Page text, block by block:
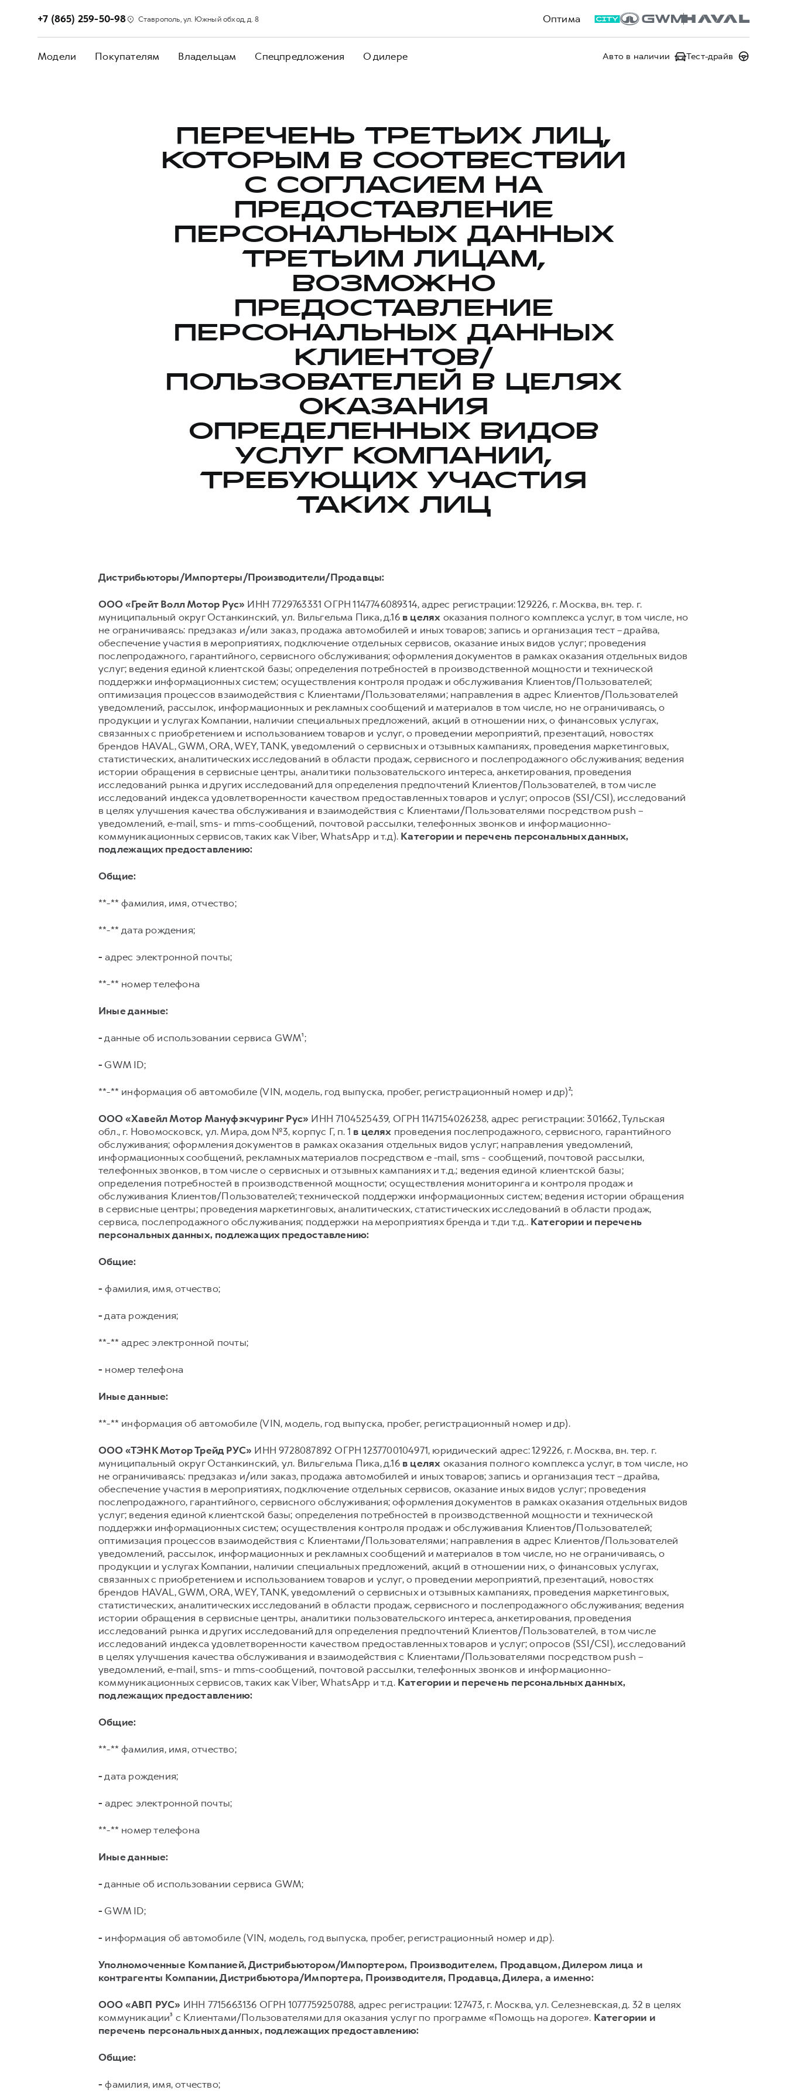
Оптима
+7 (865) 259-50-98 Ставрополь, ул. Южный обход, д. 8
Модели Покупателям Владельцам Спецпредложения О дилере Авто в наличии Тест-драйв
ПЕРЕЧЕНЬ ТРЕТЬИХ ЛИЦ,
КОТОРЫМ В СООТВЕСТВИИ
С СОГЛАСИЕМ НА
ПРЕДОСТАВЛЕНИЕ
ПЕРСОНАЛЬНЫХ ДАННЫХ
ТРЕТЬИМ ЛИЦАМ,
ВОЗМОЖНО
ПРЕДОСТАВЛЕНИЕ
ПЕРСОНАЛЬНЫХ ДАННЫХ
КЛИЕНТОВ/
ПОЛЬЗОВАТЕЛЕЙ В ЦЕЛЯХ
ОКАЗАНИЯ
ОПРЕДЕЛЕННЫХ ВИДОВ
УСЛУГ КОМПАНИИ,
ТРЕБУЮЩИХ УЧАСТИЯ
ТАКИХ ЛИЦ
Дистрибьюторы/Импортеры/Производители/Продавцы:
ООО «Грейт Волл Мотор Рус» ИНН 7729763331 ОГРН 1147746089314, адрес регистрации: 129226, г. Москва, вн. тер. г.
муниципальный округ Останкинский, ул. Вильгельма Пика, д.16 в целях оказания полного комплекса услуг, в том числе, но
не ограничиваясь: предзаказ и/или заказ, продажа автомобилей и иных товаров; запись и организация тест – драйва,
обеспечение участия в мероприятиях, подключение отдельных сервисов, оказание иных видов услуг; проведения
послепродажного, гарантийного, сервисного обслуживания; оформления документов в рамках оказания отдельных видов
услуг; ведения единой клиентской базы; определения потребностей в производственной мощности и технической
поддержки информационных систем; осуществления контроля продаж и обслуживания Клиентов/Пользователей;
оптимизация процессов взаимодействия с Клиентами/Пользователями; направления в адрес Клиентов/Пользователей
уведомлений, рассылок, информационных и рекламных сообщений и материалов в том числе, но не ограничиваясь, о
продукции и услугах Компании, наличии специальных предложений, акций в отношении них, о финансовых услугах,
связанных с приобретением и использованием товаров и услуг, о проведении мероприятий, презентаций, новостях
брендов HAVAL, GWM, ORA, WEY, TANK, уведомлений о сервисных и отзывных кампаниях, проведения маркетинговых,
статистических, аналитических исследований в области продаж, сервисного и послепродажного обслуживания; ведения
истории обращения в сервисные центры, аналитики пользовательского интереса, анкетирования, проведения
исследований рынка и других исследований для определения предпочтений Клиентов/Пользователей, в том числе
исследований индекса удовлетворенности качеством предоставленных товаров и услуг; опросов (SSI/CSI), исследований
в целях улучшения качества обслуживания и взаимодействия с Клиентами/Пользователями посредством push –
уведомлений, e-mail, sms- и mms-сообщений, почтовой рассылки, телефонных звонков и информационно-
коммуникационных сервисов, таких как Viber, WhatsApp и т.д). Категории и перечень персональных данных,
подлежащих предоставлению:
Общие:
**-** фамилия, имя, отчество;
**-** дата рождения;
- адрес электронной почты;
**-** номер телефона
Иные данные:
-данные об использовании сервиса GWM¹;
- GWM ID;
**-** информация об автомобиле (VIN, модель, год выпуска, пробег, регистрационный номер и др)²;
ООО «Хавейл Мотор Мануфэкчуринг Рус» ИНН 7104525439, ОГРН 1147154026238, адрес регистрации: 301662, Тульская
обл., г. Новомосковск, ул. Мира, дом №3, корпус Г, п. 1 в целях проведения послепродажного, сервисного, гарантийного
обслуживания; оформления документов в рамках оказания отдельных видов услуг; направления уведомлений,
информационных сообщений, рекламных материалов посредством e -mail, sms - сообщений, почтовой рассылки,
телефонных звонков, в том числе о сервисных и отзывных кампаниях и т.д.; ведения единой клиентской базы;
определения потребностей в производственной мощности; осуществления мониторинга и контроля продаж и
обслуживания Клиентов/Пользователей; технической поддержки информационных систем; ведения истории обращения
в сервисные центры; проведения маркетинговых, аналитических, статистических исследований в области продаж,
сервиса, послепродажного обслуживания; поддержки на мероприятиях бренда и т.ди т.д.. Категории и перечень
персональных данных, подлежащих предоставлению:
Общие:
- фамилия, имя, отчество;
-дата рождения;
**-** адрес электронной почты;
- номер телефона
Иные данные:
**-** информация об автомобиле (VIN, модель, год выпуска, пробег, регистрационный номер и др).
ООО «ТЭНК Мотор Трейд РУС» ИНН 9728087892 ОГРН 1237700104971, юридический адрес: 129226, г. Москва, вн. тер. г.
муниципальный округ Останкинский, ул. Вильгельма Пика, д.16 в целях оказания полного комплекса услуг, в том числе, но
не ограничиваясь: предзаказ и/или заказ, продажа автомобилей и иных товаров; запись и организация тест – драйва,
обеспечение участия в мероприятиях, подключение отдельных сервисов, оказание иных видов услуг; проведения
послепродажного, гарантийного, сервисного обслуживания; оформления документов в рамках оказания отдельных видов
услуг; ведения единой клиентской базы; определения потребностей в производственной мощности и технической
поддержки информационных систем; осуществления контроля продаж и обслуживания Клиентов/Пользователей;
оптимизация процессов взаимодействия с Клиентами/Пользователями; направления в адрес Клиентов/Пользователей
уведомлений, рассылок, информационных и рекламных сообщений и материалов в том числе, но не ограничиваясь, о
продукции и услугах Компании, наличии специальных предложений, акций в отношении них, о финансовых услугах,
связанных с приобретением и использованием товаров и услуг, о проведении мероприятий, презентаций, новостях
брендов HAVAL, GWM, ORA, WEY, TANK, уведомлений о сервисных и отзывных кампаниях, проведения маркетинговых,
статистических, аналитических исследований в области продаж, сервисного и послепродажного обслуживания; ведения
истории обращения в сервисные центры, аналитики пользовательского интереса, анкетирования, проведения
исследований рынка и других исследований для определения предпочтений Клиентов/Пользователей, в том числе
исследований индекса удовлетворенности качеством предоставленных товаров и услуг; опросов (SSI/CSI), исследований
в целях улучшения качества обслуживания и взаимодействия с Клиентами/Пользователями посредством push –
уведомлений, e-mail, sms- и mms-сообщений, почтовой рассылки, телефонных звонков и информационно-
коммуникационных сервисов, таких как Viber, WhatsApp и т.д. Категории и перечень персональных данных,
подлежащих предоставлению:
Общие:
**-** фамилия, имя, отчество;
-дата рождения;
- адрес электронной почты;
**-** номер телефона
Иные данные:
-данные об использовании сервиса GWM;
- GWM ID;
- информация об автомобиле (VIN, модель, год выпуска, пробег, регистрационный номер и др).
Уполномоченные Компанией, Дистрибьютором/Импортером, Производителем, Продавцом, Дилером лица и
контрагенты Компании, Дистрибьютора/Импортера, Производителя, Продавца, Дилера,а именно:
ООО «АВП РУС» ИНН 7715663136 ОГРН 1077759250788, адрес регистрации: 127473, г. Москва, ул. Селезневская, д. 32 в целях
коммуникации³ с Клиентами/Пользователями для оказания услуг по программе «Помощь на дороге». Категории и
перечень персональных данных, подлежащих предоставлению:
Общие:
- фамилия, имя, отчество;